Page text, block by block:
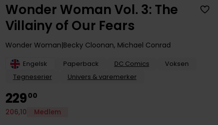
Wonder Woman Vol. 3: The
Villainy of Our Fears
Wonder Woman Becky Cloonan, Michael Conrad
Engelsk Paperback DC Comics
Voksen
Tegneserier
Univers & varemerker
22900
206,10 Medlem